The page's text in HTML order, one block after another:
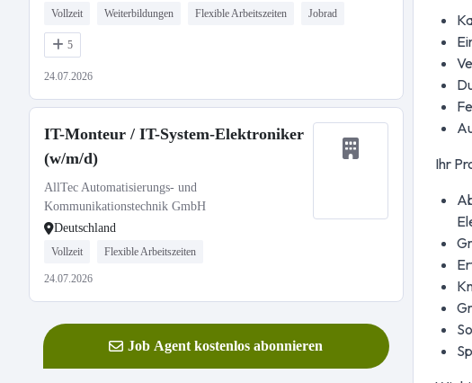
Vollzeit Weiterbildungen Flexible Arbeitszeiten Jobrad
5
24.07.2026
IT-Monteur / IT-System-Elektroniker
(w/m/d)
AllTec Automatisierungs- und
Kommunikationstechnik GmbH
Deutschland
Vollzeit Flexible Arbeitszeiten
24.07.2026
Job Agent kostenlos abonnieren